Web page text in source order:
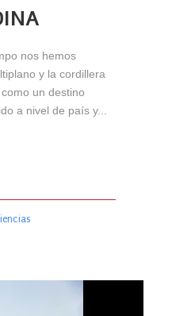
nos hemos
y la cordillera
un destino
a nivel de país y...